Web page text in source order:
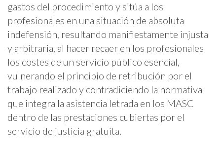
gastos del procedimiento y sitúa a los
profesionales en una situación de absoluta
indefensión, resultando manifiestamente injusta
y arbitraria, al hacer recaer en los profesionales
los costes de un servicio público esencial,
vulnerando el principio de retribución por el
trabajo realizado y contradiciendo la normativa
que integra la asistencia letrada en los MASC
dentro de las prestaciones cubiertas por el
servicio de justicia gratuita.